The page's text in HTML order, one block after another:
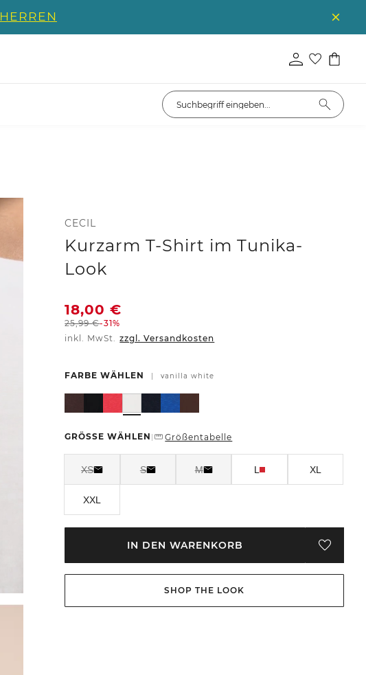
HERREN
CECIL
Kurzarm T-Shirt im Tunika-
Look
18,00€
25,99€-31%
inkl. MwSt. zzgl. Versandkosten
FARBE WÄHLEN | vanilla white
GRÖSSE WÄHLEN | Größentabelle
XS S M L XL
XXL
IN DEN WARENKORB
SHOP THE LOOK